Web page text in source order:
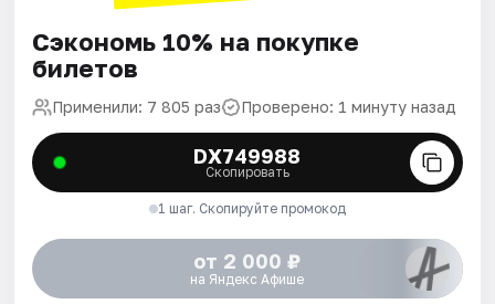
Сэкономь 10% на покупке
билетов
Применили: 7 805 раз Проверено: 1 минуту назад
DX749988
Скопировать
1 шаг. Скопируйте промокод
от 2 000 ₽
на Яндекс Афише